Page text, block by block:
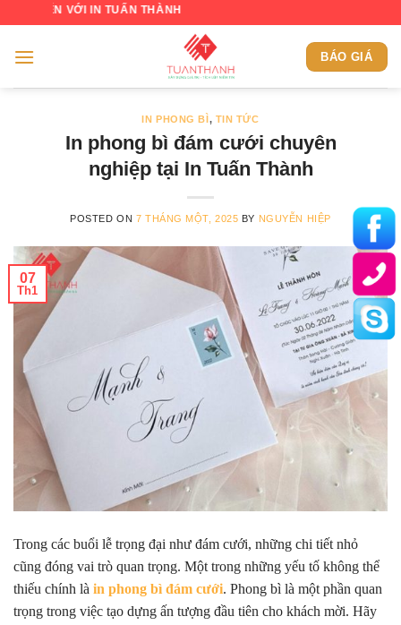
content
VỚI IN TUẤN THÀNH
BÁO GIÁ
IN PHONG BÌ, TIN TỨC
In phong bì đám cưới chuyên
nghiệp tại In Tuấn Thành
POSTED ON 7 THÁNG MỘT, 2025 BY NGUYỄN HIỆP
07
Th1
Trong các buổi lễ trọng đại như đám cưới, những chi tiết nhỏ
cũng đóng vai trò quan trọng. Một trong những yếu tố không thể
thiếu chính là in phong bì đám cưới. Phong bì là một phần quan
trọng trong việc tạo dựng ấn tượng đầu tiên cho khách mời. Hãy